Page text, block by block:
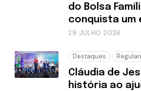
do Bolsa
conquista um
29 JULHO 2026
Destaques
Cláudia de
história ao